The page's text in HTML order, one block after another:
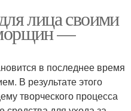
лица своими
—
в последнее время
В результате этого
творческого процесса